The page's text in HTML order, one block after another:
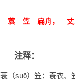
一蓑一笠一扁舟，一
注释：
蓑（suō）笠：蓑衣、